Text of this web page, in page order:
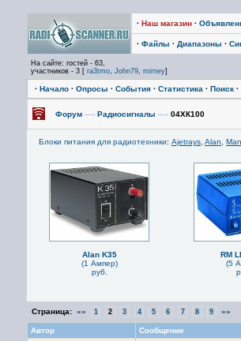
· Наш магазин ·
· Файлы · Диапазоны ·
На сайте: гостей - 63,
участников - 3 [ ra3tmo, John79, mirney]
· Начало · Опросы · События · Статистика · Поиск ·
Форум —› Радиосигналы —› 04ХК100
Блоки питания для радиотехники: Ajetrays Alan
Alan K35
(1 Ампер)
руб.
RM
(5
Страница: «« 1 2 3 4 5 6 7 8 9 »»
Автор
Сообщение